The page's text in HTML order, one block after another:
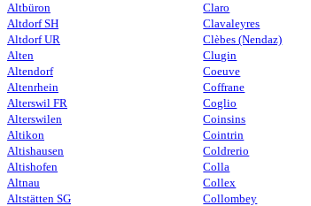
Altbüron
Altdorf SH
Altdorf UR
Alten
Altendorf
Altenrhein
Alterswil FR
Alterswilen
Altikon
Altishausen
Altishofen
Altnau
Altstätten SG
Claro
Clavaleyres
Clèbes (Nendaz)
Clugin
Coeuve
Coffrane
Coglio
Coinsins
Cointrin
Coldrerio
Colla
Collex
Collombey